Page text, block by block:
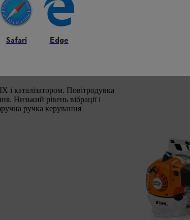
і каталізатором. Повітродувка
Низький рівень вібрації і
ручка керування
Safari Edge